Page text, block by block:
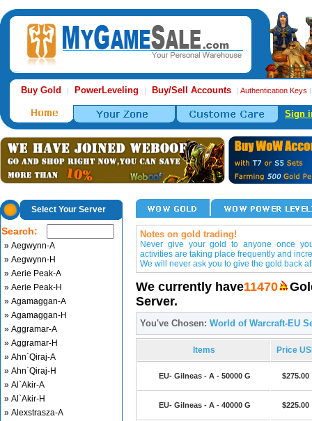
Buy Gold | PowerLeveling | Buy/Sell Accounts | Authentication Keys
Sign
Select Your Server
Search:
» Aegwynn-A
» Aegwynn-H
» Aerie Peak-A
» Aerie Peak-H
» Agamaggan-A
» Agamaggan-H
» Aggramar-A
» Aggramar-H
» Ahn`Qiraj-A
» Ahn`Qiraj-H
» Al`Akir-A
» Al`Akir-H
» Alexstrasza-A
Notes on gold trading!
Never give your gold to anyone once
activities are taking place frequently and
We will never ask you to give the gold back
We currently have11470
Server.
You've Chosen: World of Warcraft-EU
Items Price
EU- Gilneas - A - 50000 G $275.00
EU- Gilneas - A - 40000 G $225.00